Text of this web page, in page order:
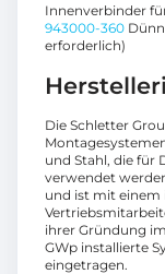
Innenverbinder
943000-360
erforderlich)
Die Schletter
und Stahl, die für
verwendet
und ist mit einem
ihrer Gründung
GWp installierte
eingetragen.